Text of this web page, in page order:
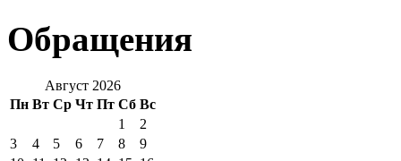
Обращения
Август 2026
Пн Вт Ср Чт Пт Сб Вс
1
2
3
4 5 6 7 8
9